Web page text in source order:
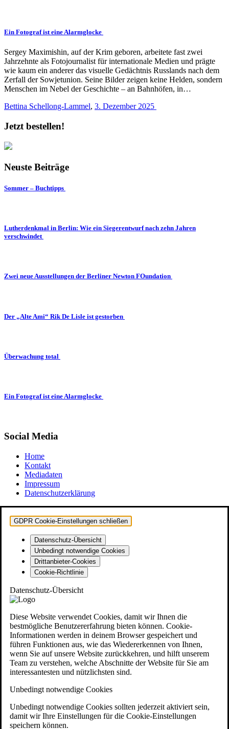
Ein Fotograf ist eine Alarmglocke
Sergey Maximishin, auf der Krim geboren, arbeitete fast zwei
Jahrzehnte als Fotojournalist für internationale Medien und prägte
wie kaum ein anderer das visuelle Gedächtnis Russlands nach dem
Zerfall der Sowjetunion. Seine Bilder zeigen keine Helden, sondern
Menschen im Nebel der Geschichte – an Bahnhöfen, in…
Bettina Schellong-Lammel, 3. Dezember 2025
Jetzt bestellen!
Neuste Beiträge
Sommer – Buchtipps
Lutherdenkmal in Berlin: Wie ein Siegerentwurf nach zehn Jahren
verschwindet
Zwei neue Ausstellungen der Berliner Newton FOundation
Der „Alte Ami“ Rik De Lisle ist gestorben
Überwachung total
Ein Fotograf ist eine Alarmglocke
Social Media
Home
Kontakt
Mediadaten
Impressum
Datenschutzerklärung
GDPR Cookie-Einstellungen schließen
Datenschutz-Übersicht
Unbedingt notwendige Cookies
Drittanbieter-Cookies
Cookie-Richtlinie
Datenschutz-Übersicht
Diese Website verwendet Cookies, damit wir Ihnen die
bestmögliche Benutzererfahrung bieten können. Cookie-
Informationen werden in deinem Browser gespeichert und
führen Funktionen aus, wie das Wiedererkennen von Ihnen,
wenn Sie auf unsere Website zurückkehren, und hilft unserem
Team zu verstehen, welche Abschnitte der Website für Sie am
interessantesten und nützlichsten sind.
Unbedingt notwendige Cookies
Unbedingt notwendige Cookies sollten jederzeit aktiviert sein,
damit wir Ihre Einstellungen für die Cookie-Einstellungen
speichern können.